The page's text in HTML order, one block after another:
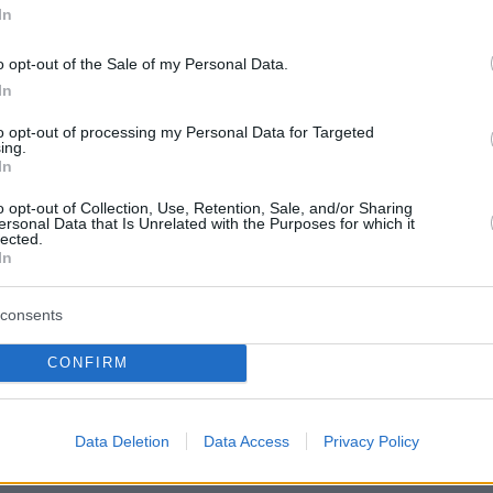
opt-out of the Sale of my Personal Data.
opt-out of processing my Personal Data for Targeted
opt-out of Collection, Use, Retention, Sale, and/or Sharing
Data that Is Unrelated with the Purposes for which it
CONFIRM
Data Deletion Data Access Privacy Policy
ανοιξιάτικο weekend είτε να φύγεις για
καθημερινές αναχωρήσεις από τον
να ταξιδέψεις ανά πάσα στιγμή προς
Πόρο, Ύδρα, Σπέτσες, Ερμιόνη και Πόρτο
την ώρα που σε εξυπηρετεί και σε σύντομο
εκεί όπου το βλέμμα ξεκουράζεται και η
διάρκεια. Γιατί όπως ξέρουμε η
να είναι μακρινή για να είναι
σκέψη. Με τη Hellenic Seaways,